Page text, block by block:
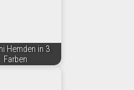
Hemden in 3
Farben